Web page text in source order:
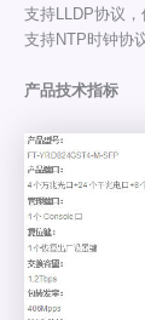
支持LLDP协议，
支持NTP时钟协
产品技术指标